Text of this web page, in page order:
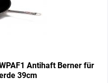
Antihaft Berner für
39cm